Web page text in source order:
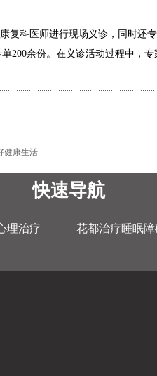
康复科医师进行现场义诊，同时还
单200余份。在义诊活动过程中，
健康生活
快速导航
理治疗 花都治疗睡眠障